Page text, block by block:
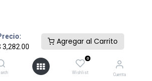
3,282.00
Agregar al Carrito
0
Wishlist Cuenta
Comprar ahora
de deseos